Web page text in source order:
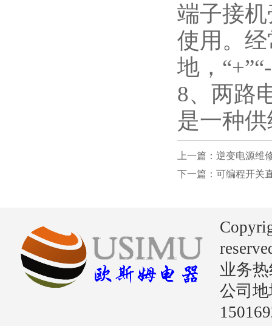
端子接
使用。
地，
8、两路
是一种
上一篇：逆变电源维
下一篇：可编程开关
业务热
公司